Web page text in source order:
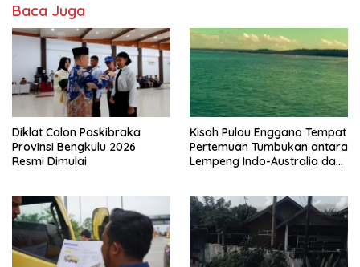
Baca Juga
Diklat Calon Paskibraka
Provinsi Bengkulu 2026
Resmi Dimulai
Kisah Pulau Enggano Tempat
Pertemuan Tumbukan antara
Lempeng Indo-Australia dan
Terjadi Pelepasan Energi
Mendadak Potensi Gempa
8.4 SR dan Picu Tsunami 15
Meter